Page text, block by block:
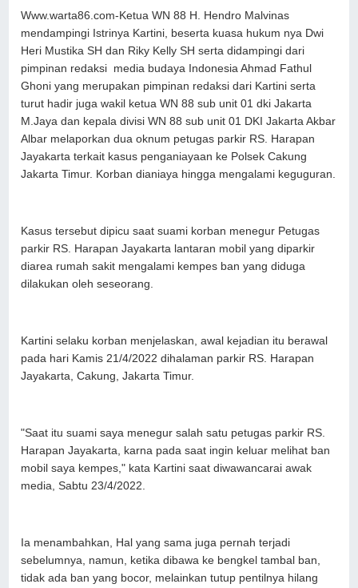
Www.warta86.com-Ketua WN 88 H. Hendro Malvinas
mendampingi Istrinya Kartini, beserta kuasa hukum nya Dwi
Heri Mustika SH dan Riky Kelly SH serta didampingi dari
pimpinan redaksi media budaya Indonesia Ahmad Fathul
Ghoni yang merupakan pimpinan redaksi dari Kartini serta
turut hadir juga wakil ketua WN 88 sub unit 01 dki Jakarta
M.Jaya dan kepala divisi WN 88 sub unit 01 DKI Jakarta Akbar
Albar melaporkan dua oknum petugas parkir RS. Harapan
Jayakarta terkait kasus penganiayaan ke Polsek Cakung
Jakarta Timur. Korban dianiaya hingga mengalami keguguran.
Kasus tersebut dipicu saat suami korban menegur Petugas
parkir RS. Harapan Jayakarta lantaran mobil yang diparkir
diarea rumah sakit mengalami kempes ban yang diduga
dilakukan oleh seseorang.
Kartini selaku korban menjelaskan, awal kejadian itu berawal
pada hari Kamis 21/4/2022 dihalaman parkir RS. Harapan
Jayakarta, Cakung, Jakarta Timur.
"Saat itu suami saya menegur salah satu petugas parkir RS.
Harapan Jayakarta, karna pada saat ingin keluar melihat ban
mobil saya kempes," kata Kartini saat diwawancarai awak
media, Sabtu 23/4/2022.
Ia menambahkan, Hal yang sama juga pernah terjadi
sebelumnya, namun, ketika dibawa ke bengkel tambal ban,
tidak ada ban yang bocor, melainkan tutup pentilnya hilang